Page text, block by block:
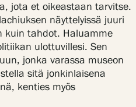
jota et oikeastaan tarvitse.
näyttelyissä juuri
kuin tahdot. Haluamme
ulottuvillesi. Sen
jonka varassa museon
sitä jonkinlaisena
kenties myös